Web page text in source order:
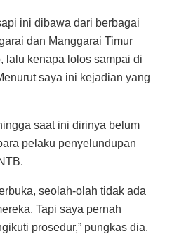
ini dibawa dari berbagai
dan Manggarai Timur
lalu kenapa lolos sampai di
saya ini kejadian yang
saat ini dirinya belum
pelaku penyelundupan
seolah-olah tidak ada
Tapi saya pernah
prosedur,” pungkas dia.